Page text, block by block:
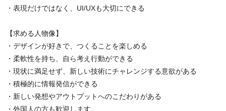
・表現だけではなく、UI/UXも大切にできる
【求める人物像】
・デザインが好きで、つくることを楽しめる
・柔軟性を持ち、自ら考え行動ができる
・現状に満足せず、新しい技術にチャレンジする意欲がある
・積極的に情報発信ができる
・新しい発想やアウトプットへのこだわりがある
・外国人の方も歓迎します